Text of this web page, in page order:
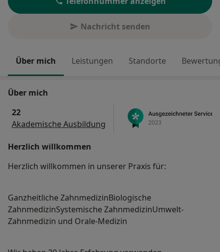
Nachricht senden
Über mich Leistungen Standorte
Über mich
22
Akademische Ausbildung
Herzlich willkommen
Herzlich willkommen in unserer Praxis für:
Ganzheitliche ZahnmedizinBiologische
ZahnmedizinSystemische ZahnmedizinUmwelt-
Zahnmedizin und Orale-Medizin